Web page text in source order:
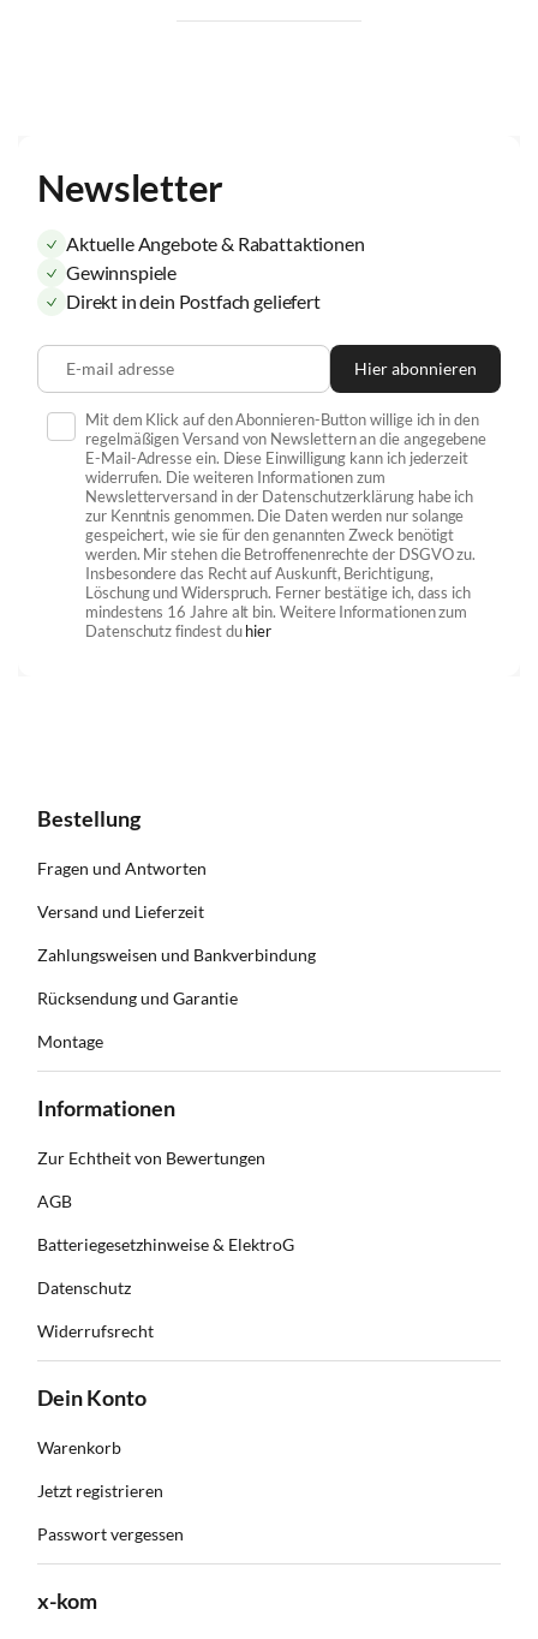
Newsletter
Aktuelle Angebote & Rabattaktionen
Gewinnspiele
Direkt in dein Postfach geliefert
E-mail adresse Hier abonnieren
Mit dem Klick auf den Abonnieren-Button willige ich in den
regelmäßigen Versand von Newslettern an die angegebene
E-Mail-Adresse ein. Diese Einwilligung kann ich jederzeit
widerrufen. Die weiteren Informationen zum
Newsletterversand in der Datenschutzerklärung habe ich
zur Kenntnis genommen. Die Daten werden nur solange
gespeichert, wie sie für den genannten Zweck benötigt
werden. Mir stehen die Betroffenenrechte der DSGVO zu.
Insbesondere das Recht auf Auskunft, Berichtigung,
Löschung und Widerspruch. Ferner bestätige ich, dass ich
mindestens 16 Jahre alt bin. Weitere Informationen zum
Datenschutz findest duhier
Bestellung
Fragen und Antworten
Versand und Lieferzeit
Zahlungsweisen und Bankverbindung
Rücksendung und Garantie
Montage
Informationen
Zur Echtheit von Bewertungen
AGB
Batteriegesetzhinweise & ElektroG
Datenschutz
Widerrufsrecht
Dein Konto
Warenkorb
Jetzt registrieren
Passwort vergessen
x-kom